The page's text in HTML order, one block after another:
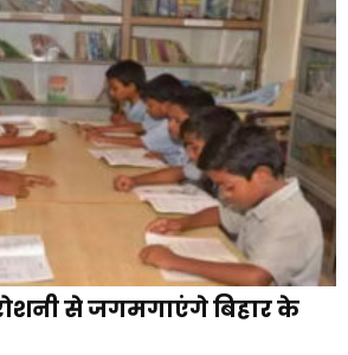
से जगमगाएंगे बिहार के